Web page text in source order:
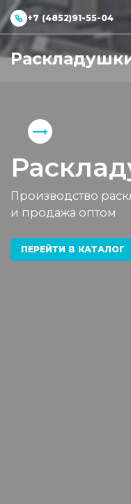
+7 (4852)91-55-04
Производство
и продажа оптом
ПЕРЕЙТИ В КАТАЛОГ